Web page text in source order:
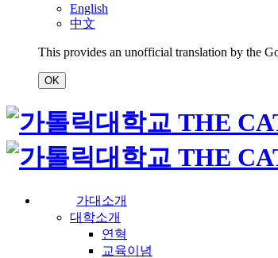
English
中文
This provides an unofficial translation by the
OK
가대소개
대학소개
연혁
교육이념